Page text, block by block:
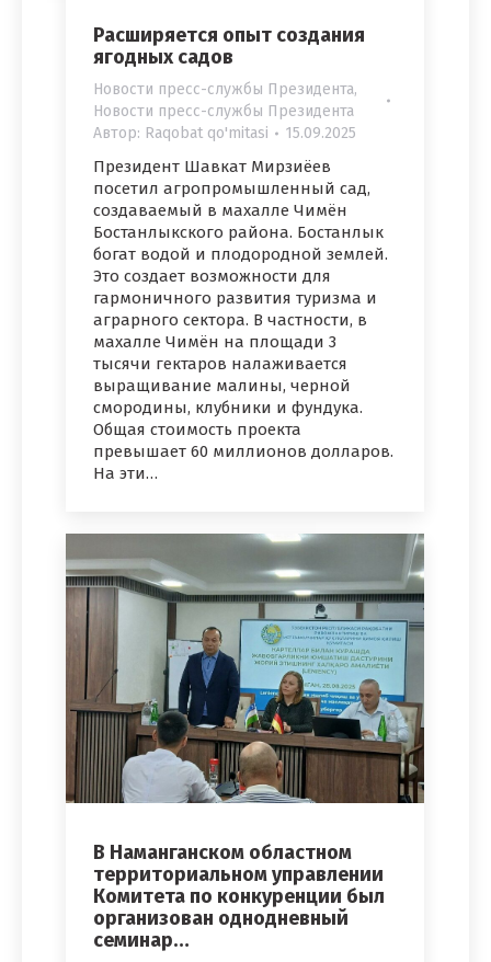
Расширяется опыт создания
ягодных садов
Новости пресс-службы Президента,
Новости пресс-службы Президента
Автор: Raqobat qo'mitasi 15.09.2025
Президент Шавкат Мирзиёев
посетил агропромышленный сад,
создаваемый в махалле Чимён
Бостанлыкского района. Бостанлык
богат водой и плодородной землей.
Это создает возможности для
гармоничного развития туризма и
аграрного сектора. В частности, в
махалле Чимён на площади 3
тысячи гектаров налаживается
выращивание малины, черной
смородины, клубники и фундука.
Общая стоимость проекта
превышает 60 миллионов долларов.
На эти…
В Наманганском областном
территориальном управлении
Комитета по конкуренции был
организован однодневный
семинар…